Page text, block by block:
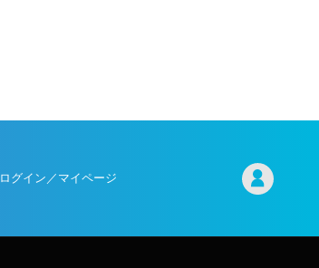
ログイン／マイページ